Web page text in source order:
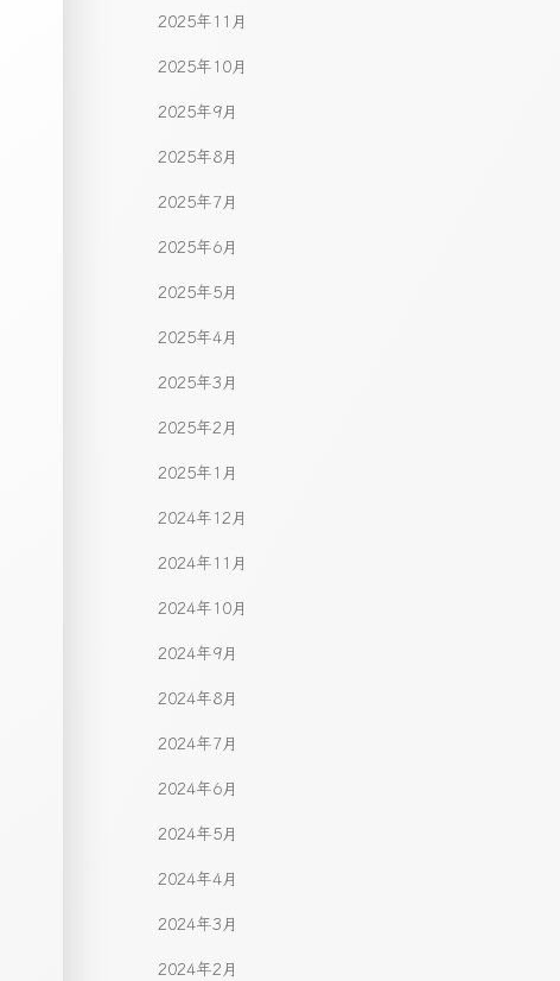
2025年11月
2025年10月
2025年9月
2025年8月
2025年7月
2025年6月
2025年5月
2025年4月
2025年3月
2025年2月
2025年1月
2024年12月
2024年11月
2024年10月
2024年9月
2024年8月
2024年7月
2024年6月
2024年5月
2024年4月
2024年3月
2024年2月